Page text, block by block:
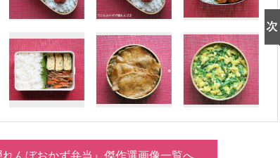
んぼおかず弁当』傑作選画像一覧へ